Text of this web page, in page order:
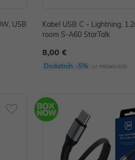
USB
Kabel USB C - Lightning,
room S-A60 StarTalk
8,00 €
Dodatnih -5% uz PROMO KOD